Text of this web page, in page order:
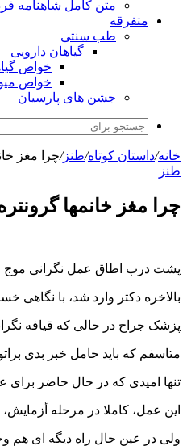
متن کامل شاهنامه
متفرقه
طب سنتی
گیاهان دارویی
خواص
خواص
جشن های پارسیان
خانه/داستان کوتاه/طنز/چرا مغز
طنز
چرا مغز خانمها
پشت درب اطاق عمل نگرانی موج
بالاخره دکتر وارد شد، با نگاهی
پزشک جراح در حالی که قیافه
متاسفم که باید حامل خبر بدی
تنها امیدی که در حال حاضر برای
این عمل، کاملا در مرحله
ولی در عین حال راه دیگه ای هم